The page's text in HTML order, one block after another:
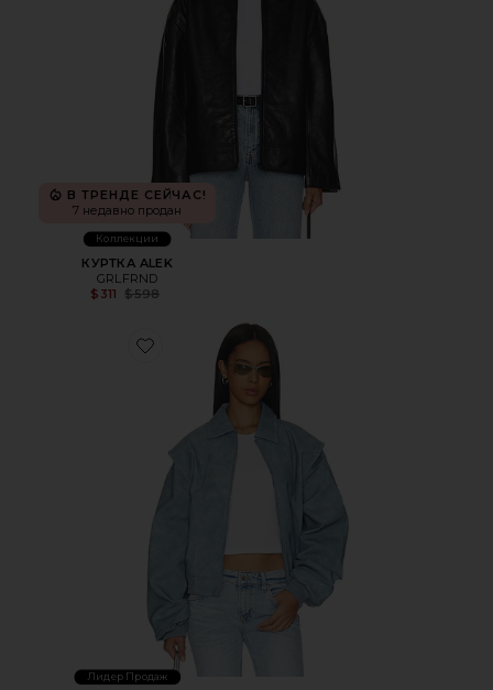
В ТРЕНДЕ СЕЙЧАС!
7 недавно продан
Коллекции
КУРТКА ALEK
GRLFRND
$311
Previous price:
$598
Favorite БОМБЕР VISTA
Лидер Продаж